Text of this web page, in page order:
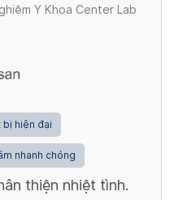
Y Khoa Center Lab
bị hiện đại
nhanh chóng
thiện nhiệt tình.